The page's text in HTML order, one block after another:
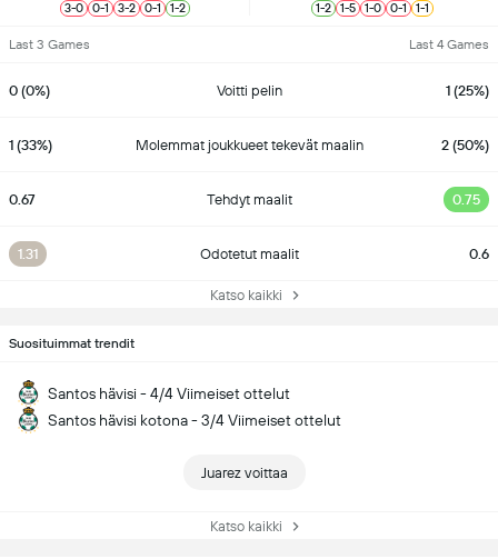
3-0 0-1 3-2 0-1 1-2 1-2 1-5 1-0 0-1 1-1
Last 3 Games Last 4 Games
0 (0%) Voitti pelin 1 (25%)
1 (33%) Molemmat joukkueet tekevät maalin 2 (50%)
0.67 Tehdyt maalit 0.75
1.31 Odotetut maalit 0.6
Katso kaikki
Suosituimmat trendit
Santos hävisi - 4/4 Viimeiset ottelut
Santos hävisi kotona - 3/4 Viimeiset ottelut
Juarez voittaa
Katso kaikki